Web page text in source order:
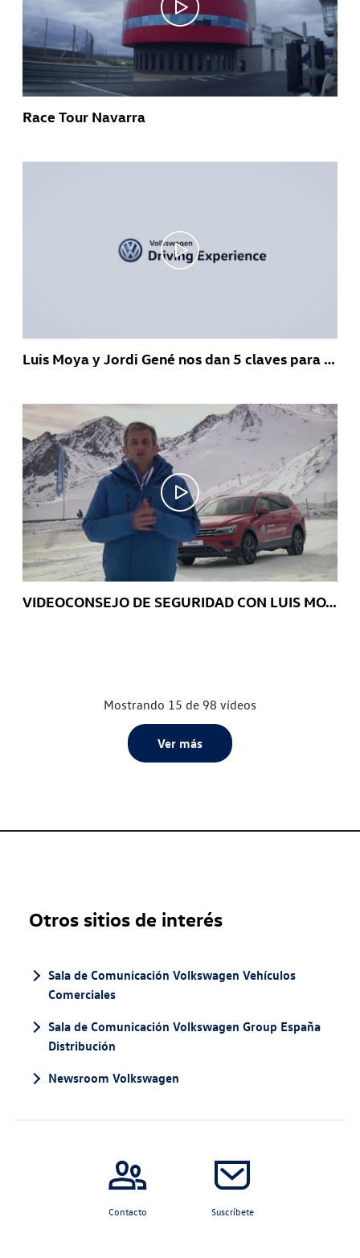
Race Tour Navarra
Luis Moya y Jordi Gené nos dan 5 claves para conducir en nieve
VIDEOCONSEJO DE SEGURIDAD CON LUIS MOYA: Cinco claves para conducir en nieve
Mostrando 15 de 98 vídeos
Ver más
Otros sitios de interés
Sala de Comunicación Volkswagen Vehículos
Comerciales
Sala de Comunicación Volkswagen Group España
Distribución
Newsroom Volkswagen
Contacto Suscríbete